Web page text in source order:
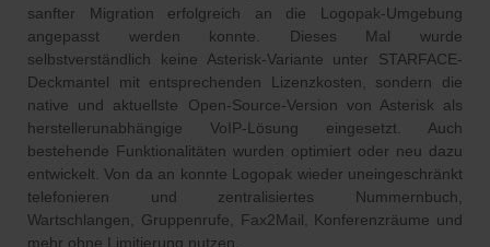
sanfter Migration erfolgreich an die Logopak-Umgebung
angepasst werden konnte. Dieses Mal wurde
selbstverständlich keine Asterisk-Variante unter STARFACE-
Deckmantel mit entsprechenden Lizenzkosten, sondern die
native und aktuellste Open-Source-Version von Asterisk als
herstellerunabhängige VoIP-Lösung eingesetzt. Auch
bestehende Funktionalitäten wurden optimiert oder neu dazu
entwickelt. Von da an konnte Logopak wieder uneingeschränkt
telefonieren und zentralisiertes Nummernbuch,
Wartschlangen, Gruppenrufe, Fax2Mail, Konferenzräume und
mehr ohne Limitierung nutzen.